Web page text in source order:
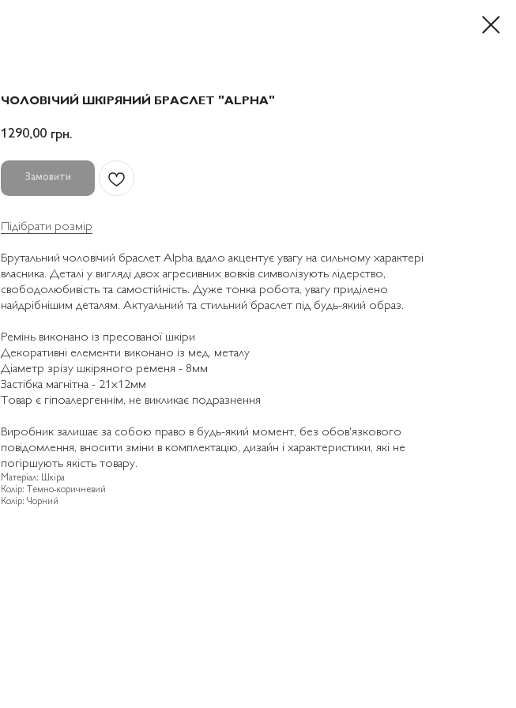
ЧОЛОВІЧИЙ ШКІРЯНИЙ БРАСЛЕТ "ALPHA"
1290,00 грн.
Замовити
Підібрати розмір
Брутальний чоловічий браслет Alpha вдало акцентує увагу на сильному характері
власника. Деталі у вигляді двох агресивних вовків символізують лідерство,
свободолюбивість та самостійність. Дуже тонка робота, увагу приділено
найдрібнішим деталям. Актуальний та стильний браслет під будь-який образ.
Ремінь виконано із пресованої шкіри
Декоративні елементи виконано із мед. металу
Діаметр зрізу шкіряного ременя - 8мм
Застібка магнітна - 21х12мм
Товар є гіпоалергеннім, не викликає подразнення
Виробник залишає за собою право в будь-який момент, без обов'язкового
повідомлення, вносити зміни в комплектацію, дизайн і характеристики, які не
погіршують якість товару.
Матеріал: Шкіра
Колір: Темно-коричневий
Колір: Чорний